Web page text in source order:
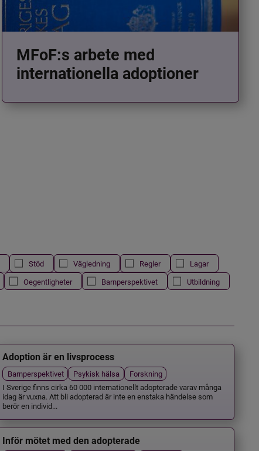
MFoF:s arbete med
internationella adoptioner
Stöd Vägledning Regler
Lagar
Oegentligheter Barnperspektivet
Utbildning
Adoption är en livsprocess
Barnperspektivet Psykisk hälsa
Forskning
I Sverige finns cirka 60 000 internationellt adopterade varav många
idag är vuxna. Att bli adopterad är inte en enstaka händelse som
berör en individ...
Inför mötet med den adopterade